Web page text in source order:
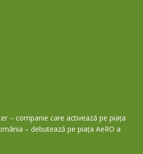
– companie care activează pe piața
– debutează pe piața AeRO a